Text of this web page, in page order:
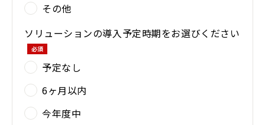
その他
ソリューションの導入予定時期をお選びください
予定なし
6ヶ月以内
今年度中